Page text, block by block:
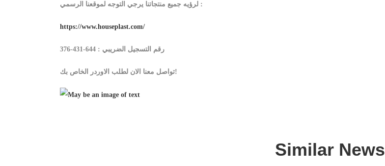
لرؤيه جميع منتجاتنا يرجي التوجه لموقعنا الرسمي :
https://www.houseplast.com/
رقم التسجيل الضريبي : 644-431-376
تواصل معنا الان لطلب الاوردر الخاص بك!
Similar News